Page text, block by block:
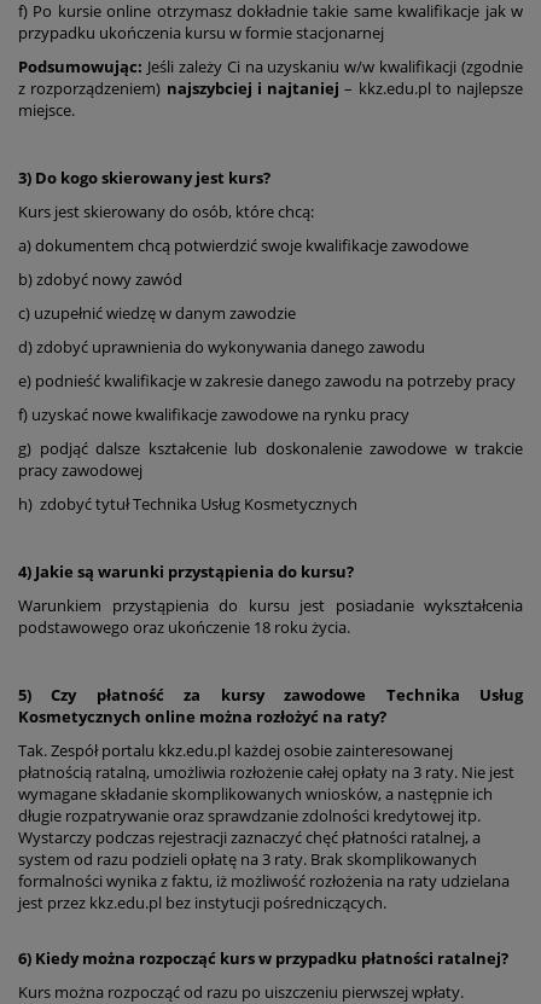
f) Po kursie online otrzymasz dokładnie takie same kwalifikacje jak w
przypadku ukończenia kursu w formie stacjonarnej
Podsumowując: Jeśli zależy Ci na uzyskaniu w/w kwalifikacji (zgodnie
z rozporządzeniem) najszybciej i najtaniej – kkz.edu.pl to najlepsze
miejsce.
3) Do kogo skierowany jest kurs?
Kurs jest skierowany do osób, które chcą:
a) dokumentem chcą potwierdzić swoje kwalifikacje zawodowe
b) zdobyć nowy zawód
c) uzupełnić wiedzę w danym zawodzie
d) zdobyć uprawnienia do wykonywania danego zawodu
e) podnieść kwalifikacje w zakresie danego zawodu na potrzeby pracy
f) uzyskać nowe kwalifikacje zawodowe na rynku pracy
g) podjąć dalsze kształcenie lub doskonalenie zawodowe w trakcie
pracy zawodowej
h) zdobyć tytuł Technika Usług Kosmetycznych
4) Jakie są warunki przystąpienia do kursu?
Warunkiem przystąpienia do kursu jest posiadanie wykształcenia
podstawowego oraz ukończenie 18 roku życia.
5) Czy płatność za kursy zawodowe Technika Usług
Kosmetycznych online można rozłożyć na raty?
Tak. Zespół portalu kkz.edu.pl każdej osobie zainteresowanej
płatnością ratalną, umożliwia rozłożenie całej opłaty na 3 raty. Nie jest
wymagane składanie skomplikowanych wniosków, a następnie ich
długie rozpatrywanie oraz sprawdzanie zdolności kredytowej itp.
Wystarczy podczas rejestracji zaznaczyć chęć płatności ratalnej, a
system od razu podzieli opłatę na 3 raty. Brak skomplikowanych
formalności wynika z faktu, iż możliwość rozłożenia na raty udzielana
jest przez kkz.edu.pl bez instytucji pośredniczących.
6) Kiedy można rozpocząć kurs w przypadku płatności ratalnej?
Kurs można rozpocząć od razu po uiszczeniu pierwszej wpłaty.